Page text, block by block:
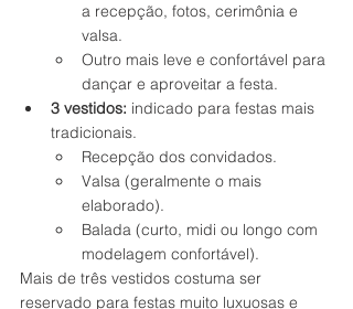
a recepção, fotos, cerimônia e
valsa.
Outro mais leve e confortável para
dançar e aproveitar a festa.
3 vestidos: indicado para festas mais
tradicionais.
Recepção dos convidados.
Valsa (geralmente o mais
elaborado).
Balada (curto, midi ou longo com
modelagem confortável).
Mais de três vestidos costuma ser
reservado para festas muito luxuosas e